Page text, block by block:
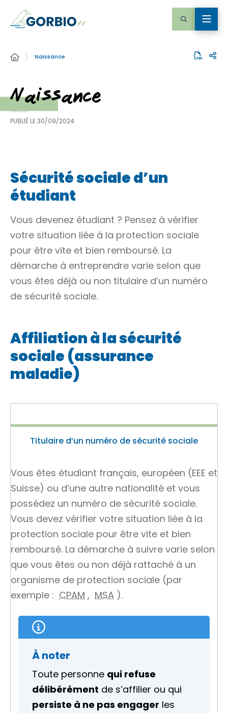
Naissance
Naissance
PUBLIÉ LE30/09/2024
Sécurité sociale d’un
étudiant
Vous devenez étudiant ? Pensez à vérifier
votre situation liée à la protection sociale
pour être vite et bien remboursé. La
démarche à entreprendre varie selon que
vous êtes déjà ou non titulaire d’un numéro
de sécurité sociale.
Affiliation à la sécurité
sociale (assurance
maladie)
Titulaire d’un numéro de sécurité sociale
Vous êtes étudiant français, européen (EEE et
Suisse) ou d’une autre nationalité et vous
possédez un numéro de sécurité sociale.
Vous devez vérifier votre situation liée à la
protection sociale pour être vite et bien
remboursé. La démarche à suivre varie selon
que vous êtes ou non déjà rattaché à un
organisme de protection sociale (par
exemple : CPAM , MSA ).
À noter
Toute personne qui refuse
délibérément de s’affilier ou qui
persiste à ne pas engager les